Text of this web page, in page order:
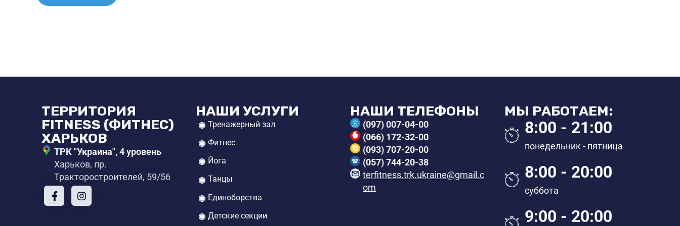
ТЕРРИТОРИЯ
FITNESS (ФИТНЕС)
ХАРЬКОВ
ТРК "Украина", 4 уровень
Харьков, пр.
Тракторостроителей, 59/56
НАШИ УСЛУГИ
Тренажерный зал
Фитнес
Йога
Танцы
Единоборства
Детские секции
НАШИ ТЕЛЕФОНЫ
(097) 007-04-00
(066) 172-32-00
(093) 707-20-00
(057) 744-20-38
terfitness.trk.ukraine@gmail.c
om
МЫ РАБОТАЕМ:
8:00 - 21:00
понедельник - пятница
8:00 - 20:00
суббота
9:00 - 20:00